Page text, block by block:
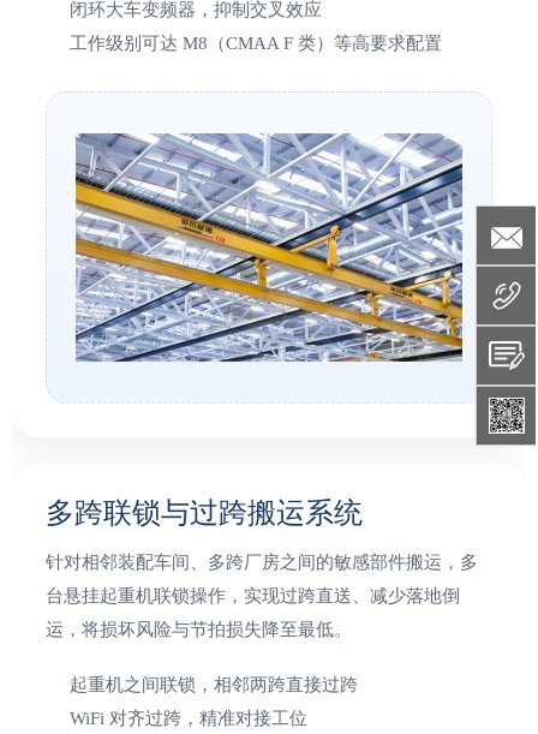
闭环大车变频器，抑制交叉效应
工作级别可达 M8（CMAA F 类）等高要求配置
多跨联锁与过跨搬运系统
针对相邻装配车间、多跨厂房之间的敏感部件搬运，多
台悬挂起重机联锁操作，实现过跨直送、减少落地倒
运，将损坏风险与节拍损失降至最低。
起重机之间联锁，相邻两跨直接过跨
WiFi 对齐过跨，精准对接工位